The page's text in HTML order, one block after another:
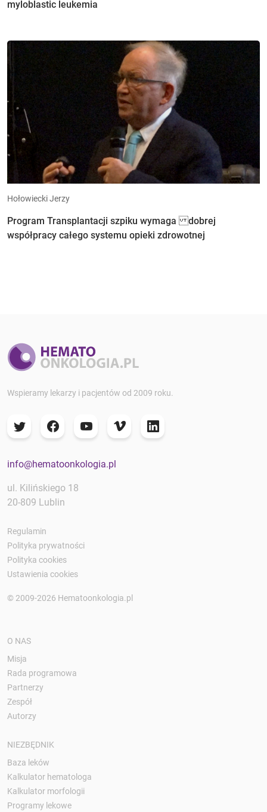
myloblastic leukemia
Hołowiecki Jerzy
Program Transplantacji szpiku wymaga dobrej
współpracy całego systemu opieki zdrowotnej
Wspieramy lekarzy i pacjentów od 2009 roku.
info@hematoonkologia.pl
ul. Kilińskiego 18
20-809 Lublin
Regulamin
Polityka prywatności
Polityka cookies
Ustawienia cookies
© 2009-2026 Hematoonkologia.pl
O NAS
Misja
Rada programowa
Partnerzy
Zespół
Autorzy
NIEZBĘDNIK
Baza leków
Kalkulator hematologa
Kalkulator morfologii
Programy lekowe